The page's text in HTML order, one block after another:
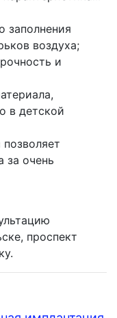
заполнения
воздуха;
и
в детской
позволяет
за очень
проспект